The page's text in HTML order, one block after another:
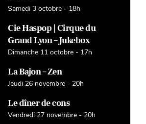
Samedi 3 octobre - 18h
Cie Haspop | Cirque du
Grand Lyon – Jukebox
Dimanche 11 octobre - 17h
La Bajon – Zen
Jeudi 26 novembre - 20h
Le dîner de cons
Vendredi 27 novembre - 20h